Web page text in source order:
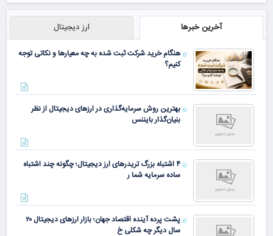
آخرین خبرها ارز دیجیتال
هنگام خرید شرکت ثبت شده به چه معیارها و نکاتی توجه
کنیم؟
بهترین روش سرمایه‌گذاری در ارزهای دیجیتال از نظر
بنیان‌گذار بایننس
۴ اشتباه بزرگ تریدرهای ارز دیجیتال؛ چگونه چند اشتباه
ساده سرمایه شما ر
پشت پرده آینده اقتصاد جهان؛ بازار ارزهای دیجیتال ۲۰
سال دیگر چه شکلی خ